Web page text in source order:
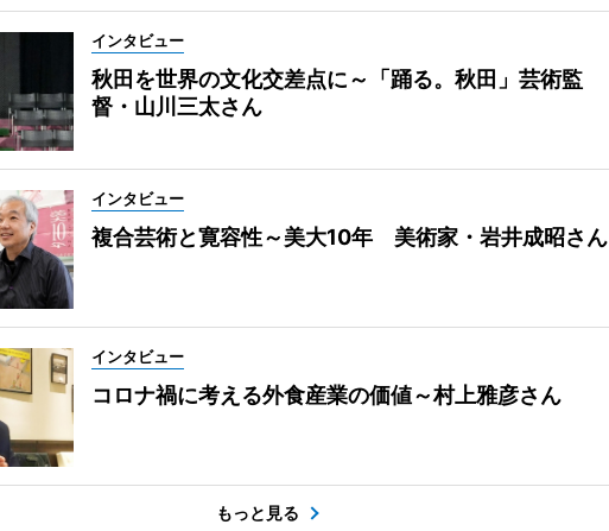
インタビュー
秋田を世界の文化交差点に～「踊る。秋田」芸術監
督・山川三太さん
インタビュー
複合芸術と寛容性～美大10年 美術家・岩井成昭さん
インタビュー
コロナ禍に考える外食産業の価値～村上雅彦さん
もっと見る